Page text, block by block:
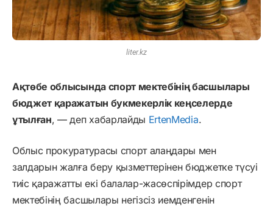
liter.kz
Ақтөбе облысында спорт мектебінің басшылары
бюджет қаражатын букмекерлік кеңселерде
ұтылған, — деп хабарлайды ErtenMedia.
Облыс прокуратурасы спорт алаңдары мен
залдарын жалға беру қызметтерінен бюджетке түсуі
тиіс қаражатты екі балалар-жасөспірімдер спорт
мектебінің басшылары негізсіз иемденгенін